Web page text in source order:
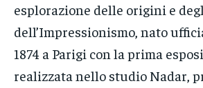
esplorazione delle origini e
dell’Impressionismo, nato
1874 a Parigi con la prima
realizzata nello studio Nadar,